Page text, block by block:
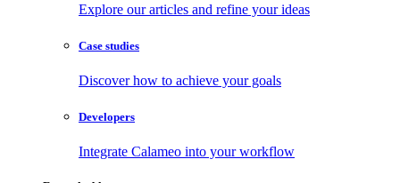
Explore our articles and refine your ideas
Case studies
Discover how to achieve your goals
Developers
Integrate Calameo into your workflow